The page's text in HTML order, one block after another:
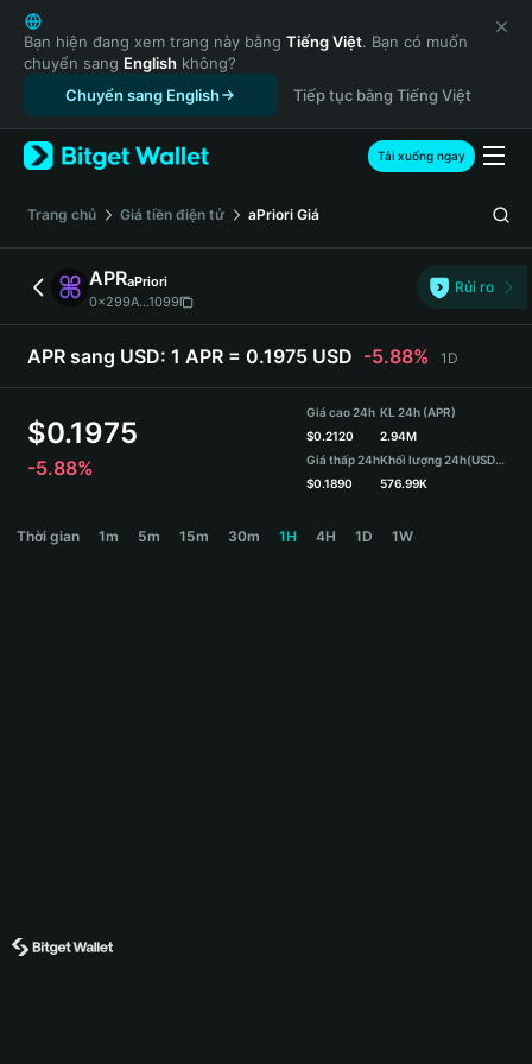
English
日本語
Tiếng Việt
Русский
Español (Latinoamérica)
Türkçe
Français
Deutsch
简体中文
繁體中文
Português (Portugal)
Bahasa Indonesia
ภาษาไทย
Español
Español (Argentina)
Bạn hiện đang xem trang này bằng Tiếng Việt. Bạn có muốn
chuyển sang English không?
Chuyển sang English
Tiếp tục bằng Tiếng Việt
Tải xuống ngay
‌Trang chủ Giá tiền điện tử aPriori Giá
APRaPriori
0x299A...1099
Rủi ro
APR sang USD: 1 APR = 0.1975 USD -5.88% 1D
$0.1975
-5.88%
Giá cao 24h
$0.2120
Giá thấp 24h
$0.1890
KL 24h (APR)
2.94M
Khối lượng 24h(USDT)
576.99K
Thời gian 1m 5m 15m 30m 1H 4H 1D 1W